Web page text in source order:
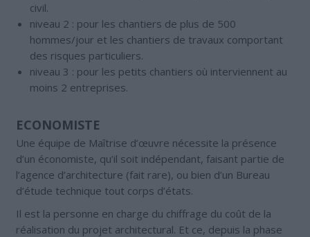
civil.
niveau 2 : pour les chantiers de plus de 500
hommes/jour et les chantiers de travaux comportant
des risques particuliers.
niveau 3 : pour les petits chantiers où interviennent au
moins 2 entreprises.
ECONOMISTE
Une équipe de Maîtrise d’œuvre nécessite la présence
d’un économiste, qu’il soit indépendant, faisant partie de
l’agence d’architecture (fait rare), ou bien d’un Bureau
d’étude technique tout corps d’états.
Il est la personne en charge du chiffrage du coût de la
réalisation du projet architectural. Et ce, depuis la phase